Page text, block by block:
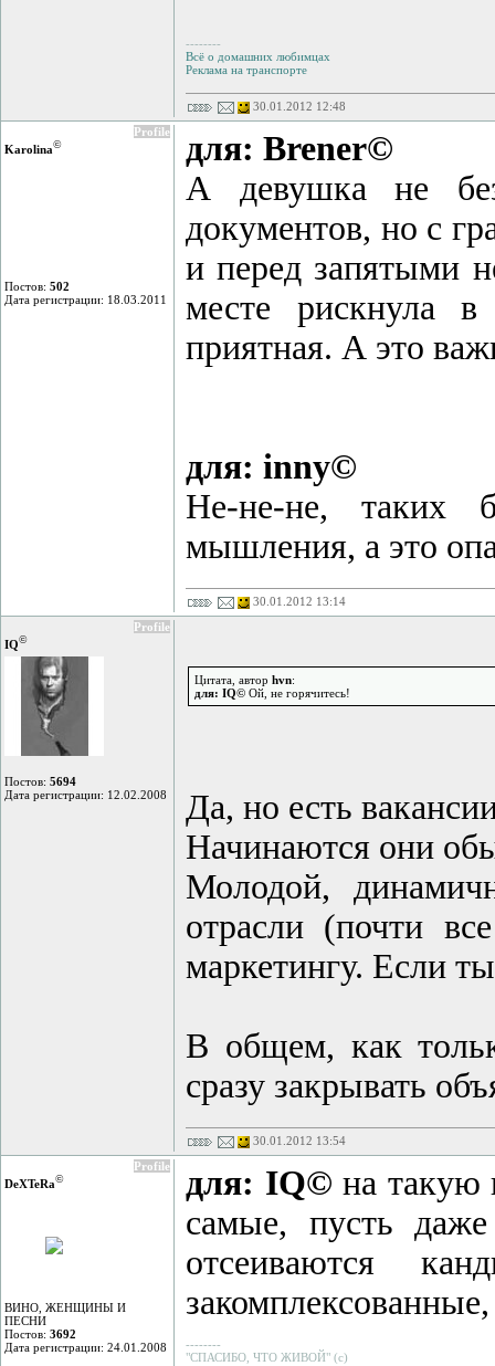
--------
Всё о домашних любимцах
Реклама на транспорте
30.01.2012 12:48
Profile
Karolina©
Постов: 502
Дата регистрации: 18.03.2011
для: Brener©
А девушка не
документов, но с
и перед запятыми
месте рискнула
приятная. А это
для: inny©
Не-не-не, таких
мышления, а это
30.01.2012 13:14
Profile
IQ©
Постов: 5694
Дата регистрации: 12.02.2008
Цитата, автор hvn:
для: IQ© Ой, не горячитесь!
Да, но есть
Начинаются они
Молодой,
отрасли (почти
маркетингу. Если
В общем, как
сразу закрывать
30.01.2012 13:54
Profile
DeXTeRа©
ВИНО, ЖЕНЩИНЫ И
ПЕСНИ
Постов: 3692
Дата регистрации: 24.01.2008
для: IQ© на такую
самые, пусть
отсеиваются
--------
"СПАСИБО, ЧТО ЖИВОЙ" (с)